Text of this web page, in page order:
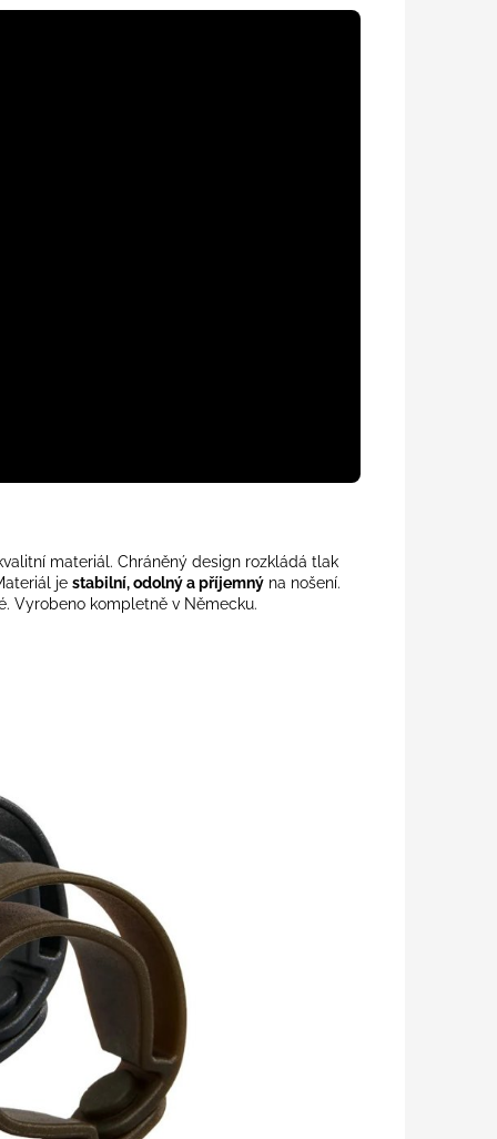
materiál. Chráněný design rozkládá tlak
je stabilní, odolný a příjemný na nošení.
Vyrobeno kompletně v Německu.